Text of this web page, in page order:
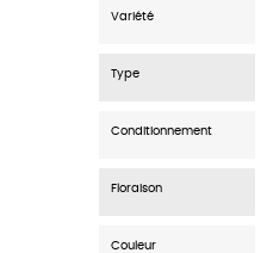
Variété
Type
Conditionnement
Floraison
Couleur